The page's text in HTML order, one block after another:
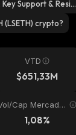
Support & Resist
(LSETH) crypto?
VTD
$651,33M
Cap Mercado
1,08%